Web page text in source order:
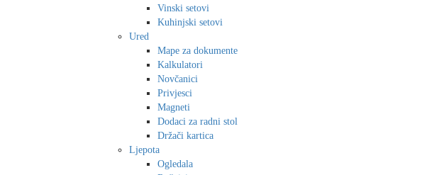
Vinski setovi
Kuhinjski setovi
Ured
Mape za dokumente
Kalkulatori
Novčanici
Privjesci
Magneti
Dodaci za radni stol
Držači kartica
Ljepota
Ogledala